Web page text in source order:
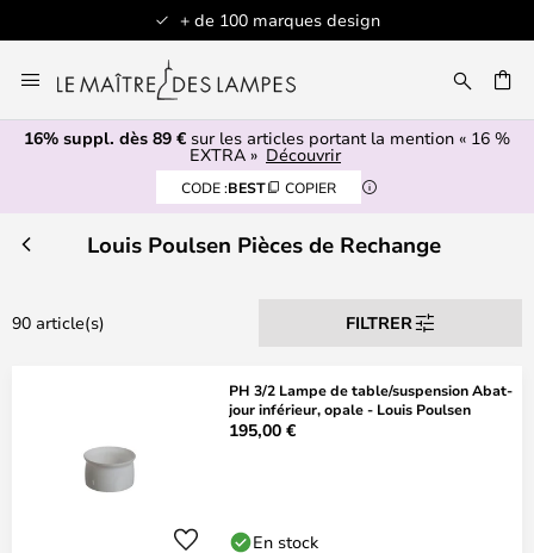
+ de 100 marques design
au
contenu
16% suppl. dès 89 € sur les articles portant la mention « 16 %
EXTRA » Découvrir
CODE :BEST COPIER
Louis Poulsen Pièces de Rechange
90 article(s) FILTRER
PH 3/2 Lampe de table/suspension Abat-
jour inférieur, opale - Louis Poulsen
195,00 €
En stock